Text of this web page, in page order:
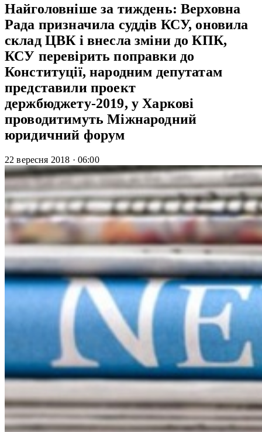
Найголовніше за тиждень: Верховна
Рада призначила суддів КСУ, оновила
склад ЦВК і внесла зміни до КПК,
КСУ перевірить поправки до
Конституції, народним депутатам
представили проект
держбюджету-2019, у Харкові
проводитимуть Міжнародний
юридичний форум
22 вересня 2018 · 06:00